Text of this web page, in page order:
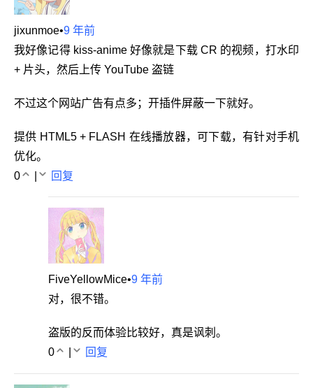
jixunmoe•9 年前
我好像记得 kiss-anime 好像就是下载 CR 的视频，打水印
+ 片头，然后上传 YouTube 盗链
不过这个网站广告有点多；开插件屏蔽一下就好。
提供 HTML5 + FLASH 在线播放器，可下载，有针对手机
优化。
0
回复
FiveYellowMice•9 年前
对，很不错。
盗版的反而体验比较好，真是讽刺。
0
回复